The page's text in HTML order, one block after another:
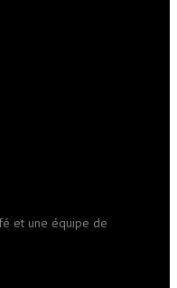
et une équipe de